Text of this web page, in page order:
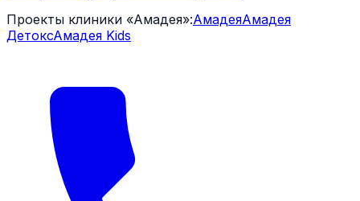
Проекты клиники «Амадея»:АмадеяАмадея
ДетоксАмадея Kids